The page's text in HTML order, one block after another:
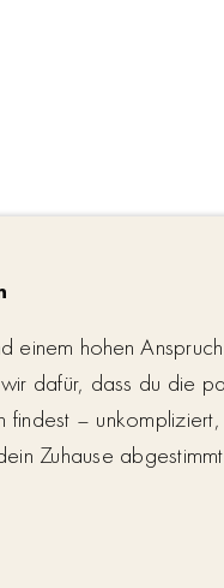
einem hohen
dafür, dass du die
findest –
Zuhause